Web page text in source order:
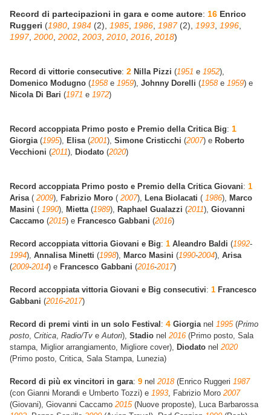
Record di partecipazioni in gara e come autore: 16 Enrico
Ruggeri (1980 1984 (2), 1985 1986 1987(2), 1993 1996
1997, 2000 2002 2003 2010 2016 2018)
Record di vittorie consecutive: 2 Nilla Pizzi (1951 e 1952),
Domenico Modugno (1958 e 1959), Johnny Dorelli (1958 e 1959) e
Nicola Di Bari (1971 e 1972)
Record accoppiata Primo posto e Premio della Critica Big: 1
Giorgia (1995), Elisa (2001), Simone Cristicchi (2007) e Roberto
Vecchioni (2011), Diodato (2020)
Record accoppiata Primo posto e Premio della Critica Giovani: 1
Arisa( 2009), Fabrizio Moro ( 2007), Lena Biolacati ( 1986), Marco
Masini ( 1990), Mietta(1989), Raphael Gualazzi (2011), Giovanni
Caccamo (2015) e Francesco Gabbani (2016)
Record accoppiata vittoria Giovani e Big: 1 Aleandro Baldi (1992-
1994), Annalisa Minetti (1998), Marco Masini (1990-2004), Arisa
(2009-2014) e Francesco Gabbani (2016-2017)
Record accoppiata vittoria Giovani e Big consecutivi: 1 Francesco
Gabbani (2016-2017)
Record di premi vinti in un solo Festival : 4 Giorgia nel 1995 (Primo
posto, Critica, Radio/Tv e Autori), Stadio nel 2016 (Primo posto, Sala
stampa, Miglior arrangiamento, Migliore cover), Diodato nel 2020
(Primo posto, Critica, Sala Stampa, Lunezia)
Record di più ex vincitori in gara: 9 nel 2018(Enrico Ruggeri 1987
(con Gianni Morandi e Umberto Tozzi) e 1993, Fabrizio Moro 2007
(Giovani), Giovanni Caccamo 2015(Nuove proposte), Luca Barbarossa